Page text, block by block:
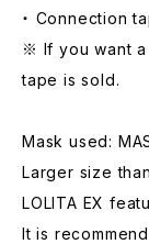
・ Connection
※ If you want
tape is sold.
Mask used:
Larger size
LOLITA EX
It is